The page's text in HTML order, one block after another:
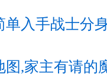
单入手战士分
图,家主有请的